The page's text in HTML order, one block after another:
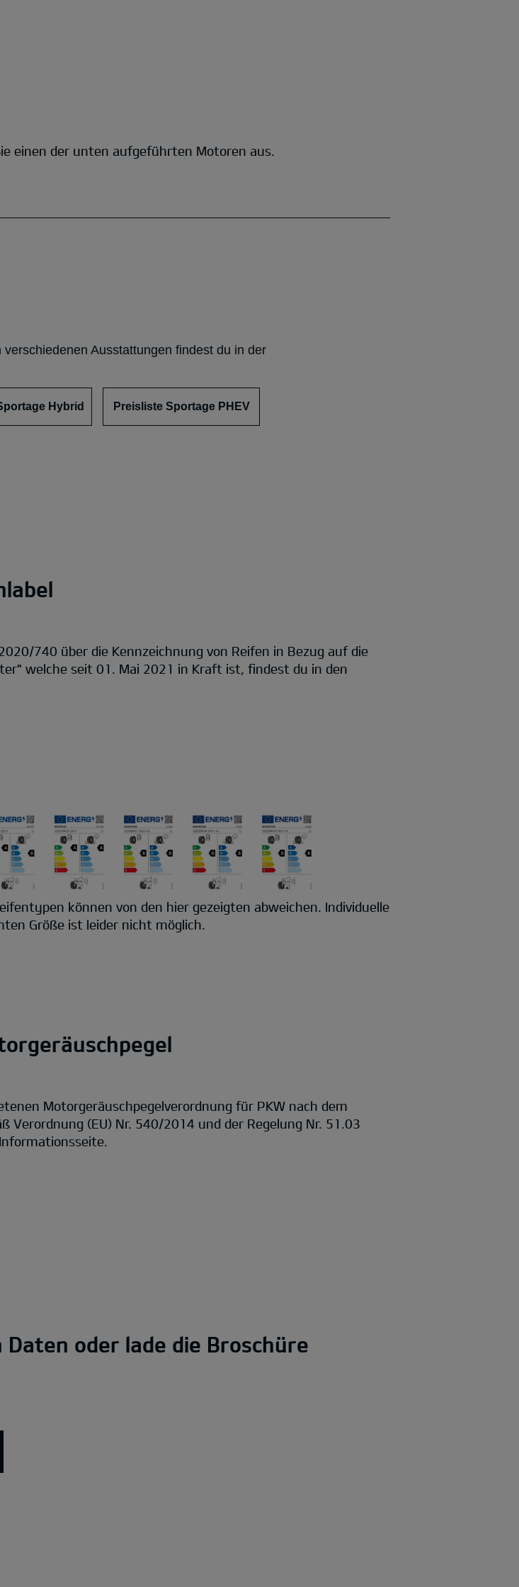
einen der unten aufgeführten Motoren aus.
Ausstattungen findest du in der
Hybrid Preisliste Sportage PHEV
740 über die Kennzeichnung von Reifen in Bezug auf die
welche seit 01. Mai 2021 in Kraft ist, findest du in den
können von den hier gezeigten abweichen. Individuelle
Größe ist leider nicht möglich.
Motorgeräuschpegelverordnung für PKW nach dem
Verordnung (EU) Nr. 540/2014 und der Regelung Nr. 51.03
oder lade die Broschüre